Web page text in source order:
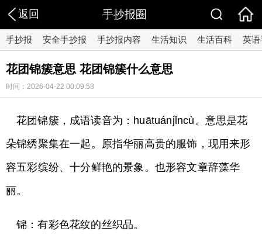
返回 手抄报圈
手抄报 安全手抄报 手抄报内容 生活知识 生活百科 英
花团锦簇意思 花团锦簇什么意思
时间：2026-04-22 00:09:58
花团锦簇，成语读音为：huātuánjǐncù。意思是花
朵锦绣聚集在一起。原指华丽高贵的服饰，现用来形
容五彩缤纷、十分鲜艳的景象。也形容文章辞藻华
丽。
锦：有彩色花纹的丝织品。